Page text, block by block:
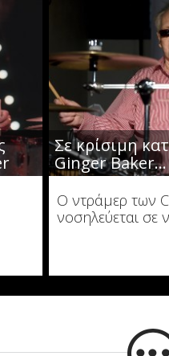
Σε κρίσιμη
Ginger Baker…
Ο ντράμερ των
νοσηλεύεται σε